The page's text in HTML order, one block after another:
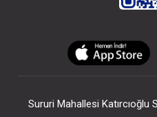
Sururi Mahallesi